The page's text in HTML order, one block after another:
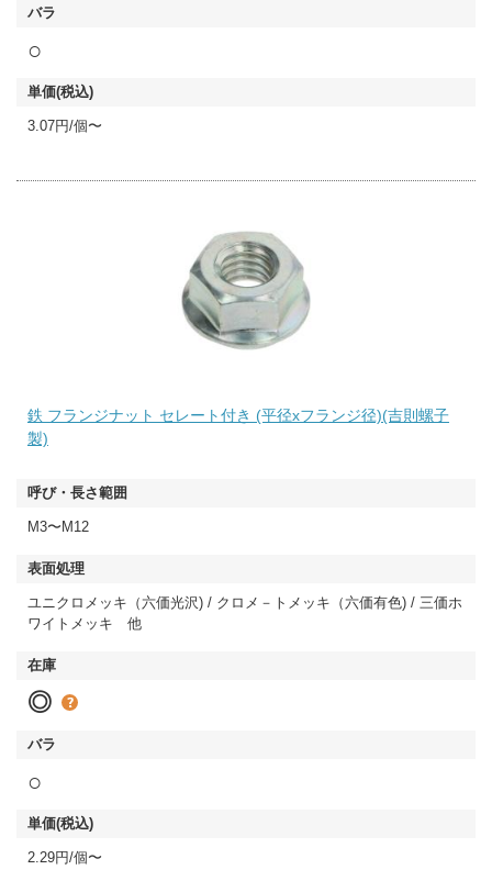
○
3.07円/個〜
鉄 フランジナット セレート付き (平径xフランジ径)(吉則螺子
製)
M3〜M12
ユニクロメッキ（六価光沢) / クロメ－トメッキ（六価有色) / 三価ホ
ワイトメッキ 他
◎
○
2.29円/個〜